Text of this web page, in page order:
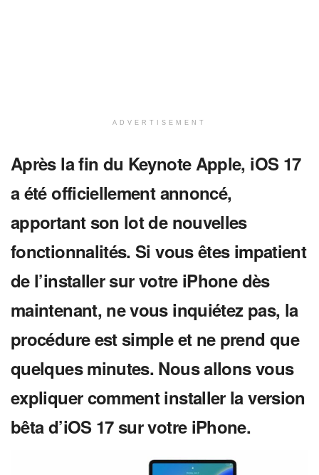
ADVERTISEMENT
Après la fin du Keynote Apple, iOS 17
a été officiellement annoncé,
apportant son lot de nouvelles
fonctionnalités. Si vous êtes impatient
de l’installer sur votre iPhone dès
maintenant, ne vous inquiétez pas, la
procédure est simple et ne prend que
quelques minutes. Nous allons vous
expliquer comment installer la version
bêta d’iOS 17 sur votre iPhone.